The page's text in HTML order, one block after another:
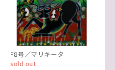
F8号／マリキータ
sold out